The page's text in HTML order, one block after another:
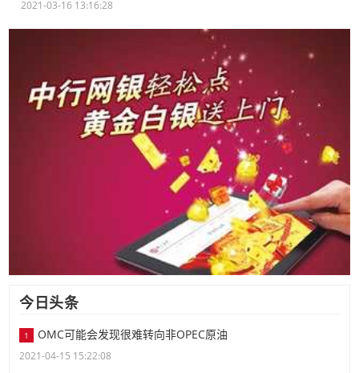
2021-03-16 13:16:28
今日头条
1 OMC可能会发现很难转向非OPEC原油
2021-04-15 15:22:08